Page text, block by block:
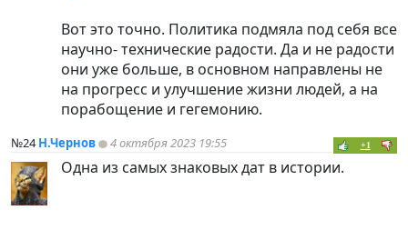
Вот это точно. Политика подмяла под себя все
научно- технические радости. Да и не радости
они уже больше, в основном направлены не
на прогресс и улучшение жизни людей, а на
порабощение и гегемонию.
№24Н.Чернов 4 октября 2023 19:55 +1
Одна из самых знаковых дат в истории.